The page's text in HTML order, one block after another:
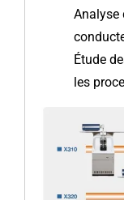
Analyse
Étude
les